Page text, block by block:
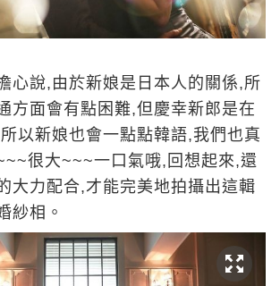
心說,由於新娘是日本人的關係,所
方面會有點困難,但慶幸新郎是在
以新娘也會一點點韓語,我們也真
很大~~~一口氣哦,回想起來,還
大力配合,才能完美地拍攝出這輯
紗相。